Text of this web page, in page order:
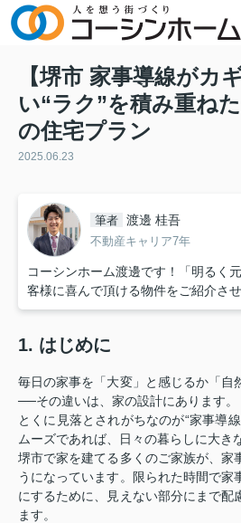
【堺市 家事導線がカ
い“ラク”を積み重ね
の住宅プラン
2025.06.23
筆者 渡邊 桂吾
不動産キャリア7年
コーシンホーム渡邊です！「明るく
客様に喜んで頂ける物件をご紹介さ
1. はじめに
毎日の家事を「大変」と感じるか「自
──その違いは、家の設計にあります。
とくに見落とされがちなのが“家事導
ムーズであれば、日々の暮らしに大き
堺市で家を建てる多くのご家族が、家
うになっています。限られた時間で家
にするために、見えない部分にまで配
ます。